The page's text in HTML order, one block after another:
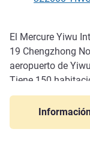
El Mercure Yiwu
19 Chengzhong
aeropuerto de
Tiene 150
románticas,
autoservicio con